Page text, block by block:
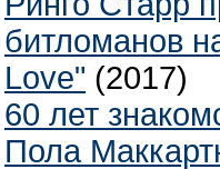
битломанов
Love" (2017)
60 лет
Пола